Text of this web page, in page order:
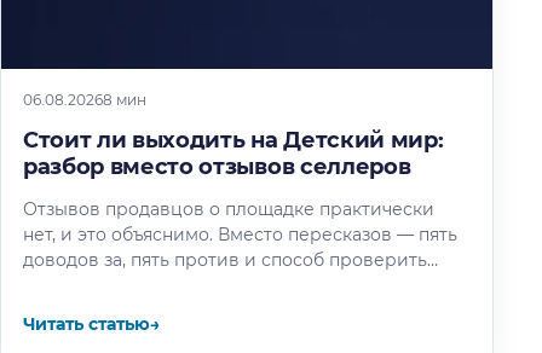
06.08.20268 мин
Стоит ли выходить на Детский мир:
разбор вместо отзывов селлеров
Отзывов продавцов о площадке практически
нет, и это объяснимо. Вместо пересказов — пять
доводов за, пять против и способ проверить
Читать статью→